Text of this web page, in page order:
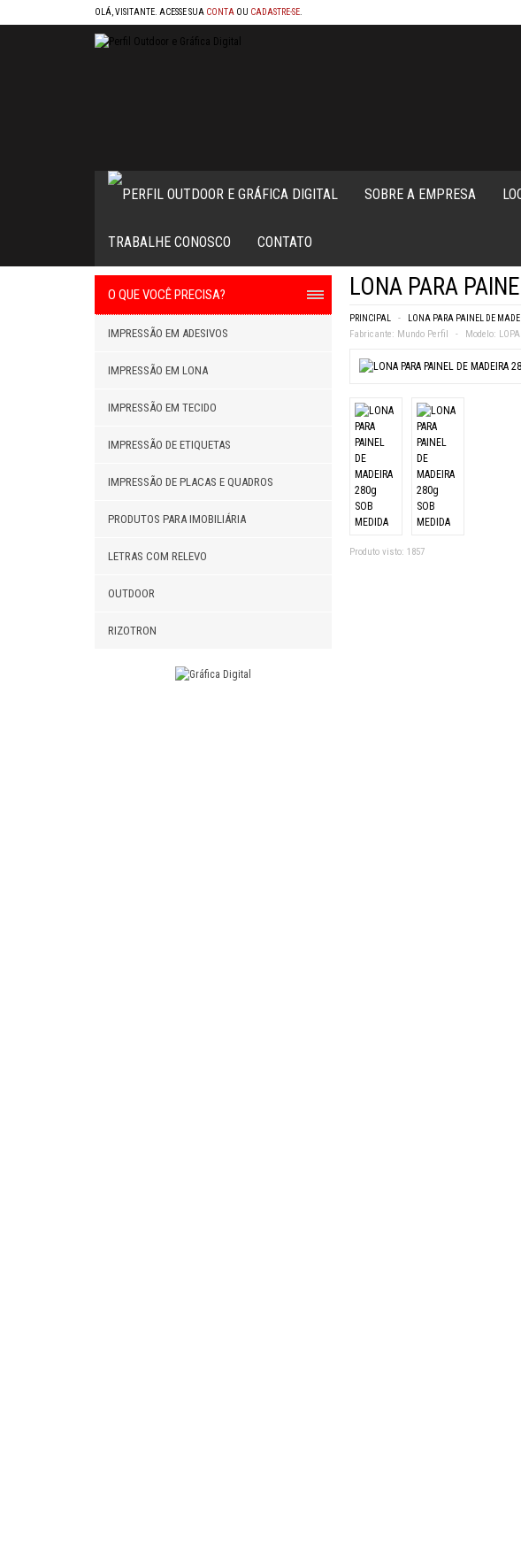
OLÁ, VISITANTE. ACESSE SUA CONTA OU CADASTRE-SE
SOBRE A EMPRESA
TRABALHE CONOSCO CONTATO
O QUE VOCÊ PRECISA?
IMPRESSÃO EM ADESIVOS
IMPRESSÃO EM LONA
IMPRESSÃO EM TECIDO
IMPRESSÃO DE ETIQUETAS
IMPRESSÃO DE PLACAS E QUADROS
PRODUTOS PARA IMOBILIÁRIA
LETRAS COM RELEVO
OUTDOOR
RIZOTRON
LONA PARA
PRINCIPAL LONA PARA PAINEL DE
Fabricante: Mundo Perfil Modelo:
Produto visto: 1857